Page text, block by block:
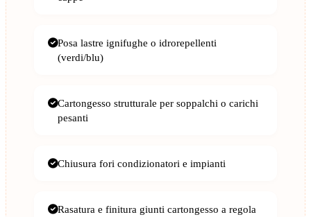
Posa lastre ignifughe o idrorepellenti
(verdi/blu)
Cartongesso strutturale per soppalchi o carichi
pesanti
Chiusura fori condizionatori e impianti
Rasatura e finitura giunti cartongesso a regola